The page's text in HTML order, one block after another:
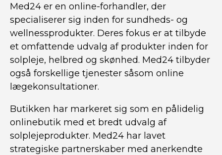
Med24 er en online-forhandler, der
specialiserer sig inden for sundheds- og
wellnessprodukter. Deres fokus er at tilbyde
et omfattende udvalg af produkter inden for
solpleje, helbred og skønhed. Med24 tilbyder
også forskellige tjenester såsom online
lægekonsultationer.
Butikken har markeret sig som en pålidelig
onlinebutik med et bredt udvalg af
solplejeprodukter. Med24 har lavet
strategiske partnerskaber med anerkendte